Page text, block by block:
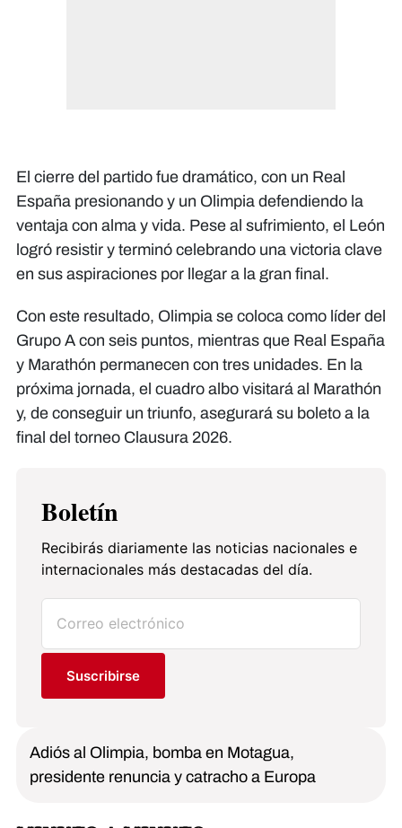
El cierre del partido fue dramático, con un Real
España presionando y un Olimpia defendiendo la
ventaja con alma y vida. Pese al sufrimiento, el León
logró resistir y terminó celebrando una victoria clave
en sus aspiraciones por llegar a la gran final.
Con este resultado, Olimpia se coloca como líder del
Grupo A con seis puntos, mientras que Real España
y Marathón permanecen con tres unidades. En la
próxima jornada, el cuadro albo visitará al Marathón
y, de conseguir un triunfo, asegurará su boleto a la
final del torneo Clausura 2026.
Boletín
Recibirás diariamente las noticias nacionales e
internacionales más destacadas del día.
Suscribirse
Adiós al Olimpia, bomba en Motagua,
presidente renuncia y catracho a Europa